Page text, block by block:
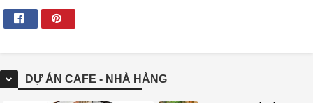
DỰ ÁN CAFE - NHÀ HÀNG